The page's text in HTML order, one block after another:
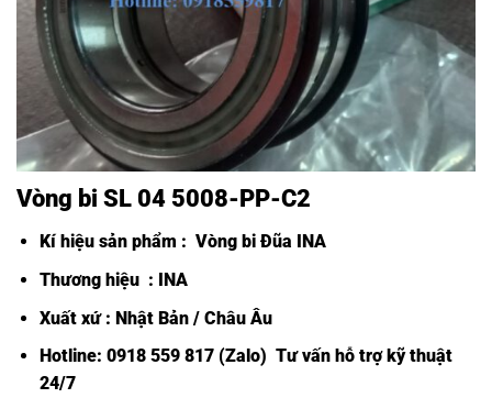
Vòng bi SL 04 5008-PP-C2
Kí hiệu sản phẩm : Vòng bi Đũa INA
Thương hiệu : INA
Xuất xứ : Nhật Bản / Châu Âu
Hotline: 0918 559 817 (Zalo) Tư vấn hỗ trợ kỹ thuật
24/7